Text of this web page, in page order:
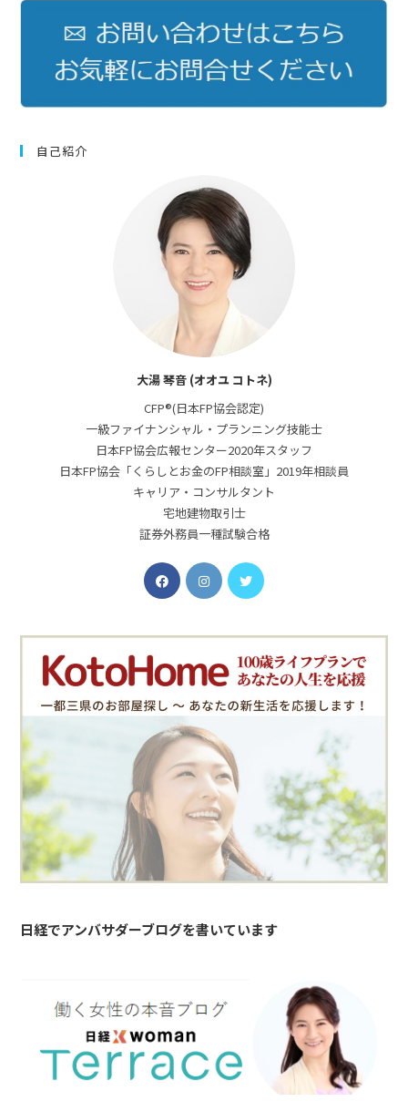
自己紹介
大湯 琴音 (オオユ コトネ)
CFP®(日本FP協会認定)
一級ファイナンシャル・プランニング技能士
日本FP協会広報センター2020年スタッフ
日本FP協会「くらしとお金のFP相談室」2019年相談員
キャリア・コンサルタント
宅地建物取引士
証券外務員一種試験合格
日経でアンバサダーブログを書いています